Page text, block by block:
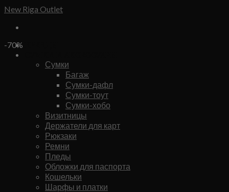
Skip
content
New Riga Outlet
Сумки
Багаж
Сумки-дафл
Сумки-тоут
Сумки-хобо
Визитницы
Держатели для карт
Рюкзаки
Ремни
Пледы
Обложки для паспорта
Кошельки
Шарфы и платки
-70%